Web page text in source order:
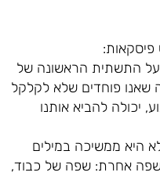
על התשתית הראשונה של
שאנו פוחדים שלא לקלקל
יכולה להביא אותנו
היא ממשיכה במילים
לשפה אחרת: שפה של כבוד,